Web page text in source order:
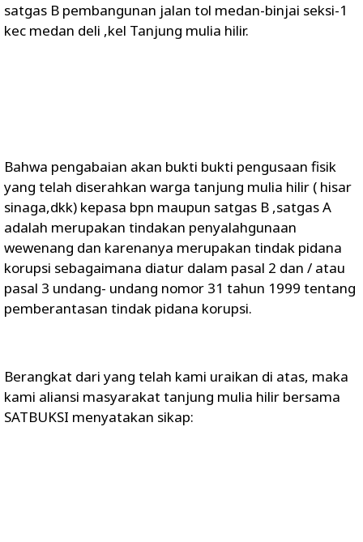
satgas B pembangunan jalan tol medan-binjai seksi-1
kec medan deli ,kel Tanjung mulia hilir.
Bahwa pengabaian akan bukti bukti pengusaan fisik
yang telah diserahkan warga tanjung mulia hilir ( hisar
sinaga,dkk) kepasa bpn maupun satgas B ,satgas A
adalah merupakan tindakan penyalahgunaan
wewenang dan karenanya merupakan tindak pidana
korupsi sebagaimana diatur dalam pasal 2 dan / atau
pasal 3 undang- undang nomor 31 tahun 1999 tentang
pemberantasan tindak pidana korupsi.
Berangkat dari yang telah kami uraikan di atas, maka
kami aliansi masyarakat tanjung mulia hilir bersama
SATBUKSI menyatakan sikap: